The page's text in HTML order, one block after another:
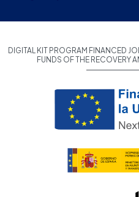
DIGITAL KIT PROGRAM FINANCED
FUNDS OF THE RECOVERY